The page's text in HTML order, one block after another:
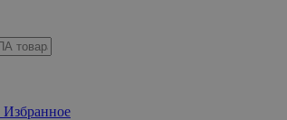
Избранное